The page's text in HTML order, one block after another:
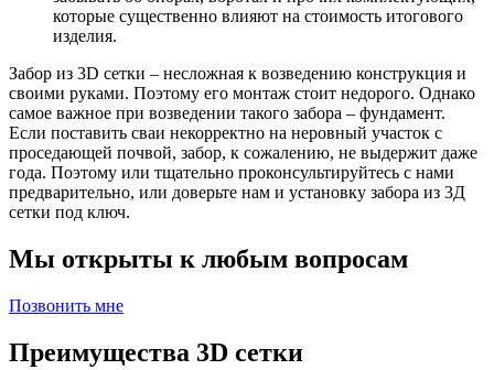
которые существенно влияют на стоимость итогового
изделия.
Забор из 3D сетки – несложная к возведению конструкция и
своими руками. Поэтому его монтаж стоит недорого. Однако
самое важное при возведении такого забора – фундамент.
Если поставить сваи некорректно на неровный участок с
проседающей почвой, забор, к сожалению, не выдержит даже
года. Поэтому или тщательно проконсультируйтесь с нами
предварительно, или доверьте нам и установку забора из 3Д
сетки под ключ.
Мы открыты к любым вопросам
Позвонить мне
Преимущества 3D сетки